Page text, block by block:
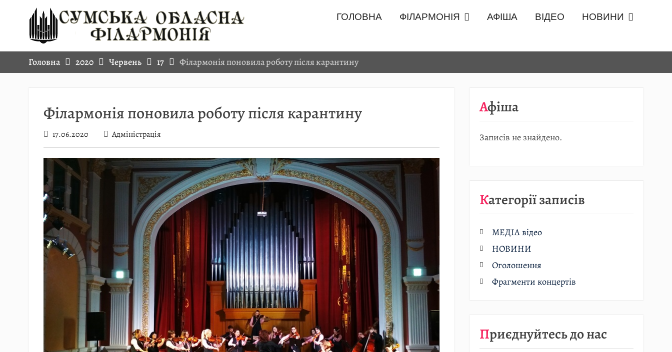
ГОЛОВНА ФІЛАРМОНІЯ АФІША ВІДЕО НОВИНИ
Головна 2020 Червень 17 Філармонія поновила роботу після карантину
Філармонія поновила роботу після карантину
17.06.2020 Адміністрація
Афіша
Записів не знайдено.
Категорії записів
МЕДІА відео
НОВИНИ
Оголошення
Фрагменти концертів
Приєднуйтесь до нас